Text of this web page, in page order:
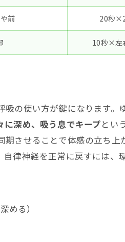
前 20秒
10秒×左
の使い方が鍵になります
に深め、吸う息でキープとい
させることで体感の立ち上
律神経を正常に戻すには
める）